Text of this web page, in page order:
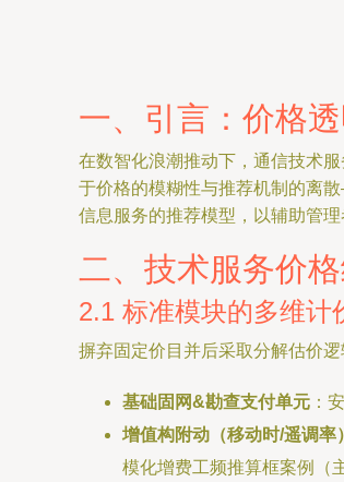
一、引言：价格
在数智化浪潮推动下，通信技术
于价格的模糊性与推荐机制的离
信息服务的推荐模型，以辅助管理
二、技术服务价
2.1 标准模块的多维计
摒弃固定价目并后采取分解估价逻
基础固网&勘查支付单元 ：
增值构附动（移动时/遥调率）
模化增费工频推算框案例（